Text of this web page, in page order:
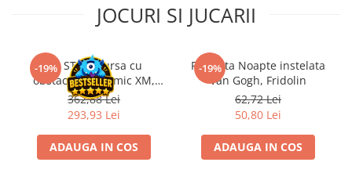
JOCURI SI JUCARII
-19%Kit STEM Cursa cu
obstacole Dynamic XM,
Fischertechnik
362,88 Lei
293,93 Lei
ADAUGA IN COS
-19%
Flasneta Noapte instelata
Van Gogh, Fridolin
62,72 Lei
50,80 Lei
ADAUGA IN COS